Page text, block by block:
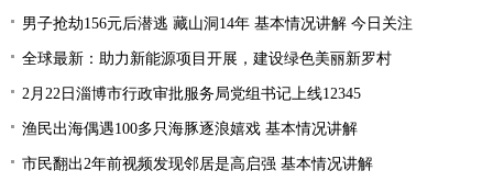
男子抢劫156元后潜逃 藏山洞14年 基本情况讲解 今日关注
全球最新：助力新能源项目开展，建设绿色美丽新罗村
2月22日淄博市行政审批服务局党组书记上线12345
渔民出海偶遇100多只海豚逐浪嬉戏 基本情况讲解
市民翻出2年前视频发现邻居是高启强 基本情况讲解